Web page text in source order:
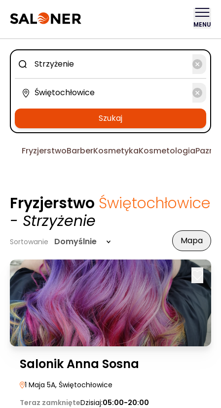
MENU
Szukaj
FryzjerstwoBarberKosmetykaKosmetologia
Fryzjerstwo Świętochłowice
- Strzyżenie
Sortowanie Domyślnie Mapa
Salonik Anna Sosna
1 Maja 5A, Świętochłowice
Teraz zamknięteDzisiaj:05:00-20:00